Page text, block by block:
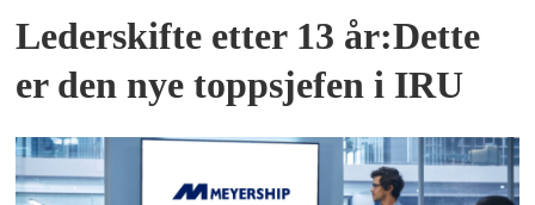
Lederskifte etter 13 år:Dette
er den nye toppsjefen i IRU